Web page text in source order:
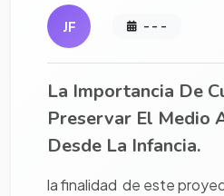
JF - - -
La Importancia De
Preservar El Medio
Desde La Infancia.
la finalidad de este